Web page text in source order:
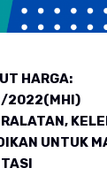
HARGA:
2022(MHI)
UNTUK